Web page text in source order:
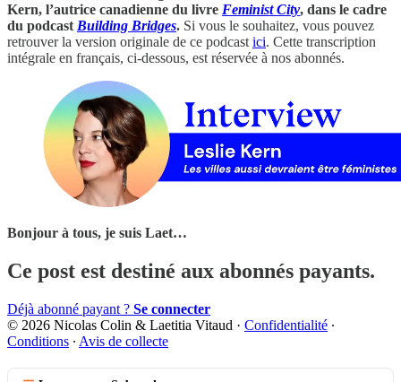
Kern, l’autrice canadienne du livre Feminist City, dans le cadre
du podcast Building Bridges. Si vous le souhaitez, vous pouvez
retrouver la version originale de ce podcast ici. Cette transcription
intégrale en français, ci-dessous, est réservée à nos abonnés.
Bonjour à tous, je suis Laet…
Ce post est destiné aux abonnés payants.
Déjà abonné payant ? Se connecter
© 2026 Nicolas Colin & Laetitia Vitaud · Confidentialité ∙
Conditions ∙ Avis de collecte